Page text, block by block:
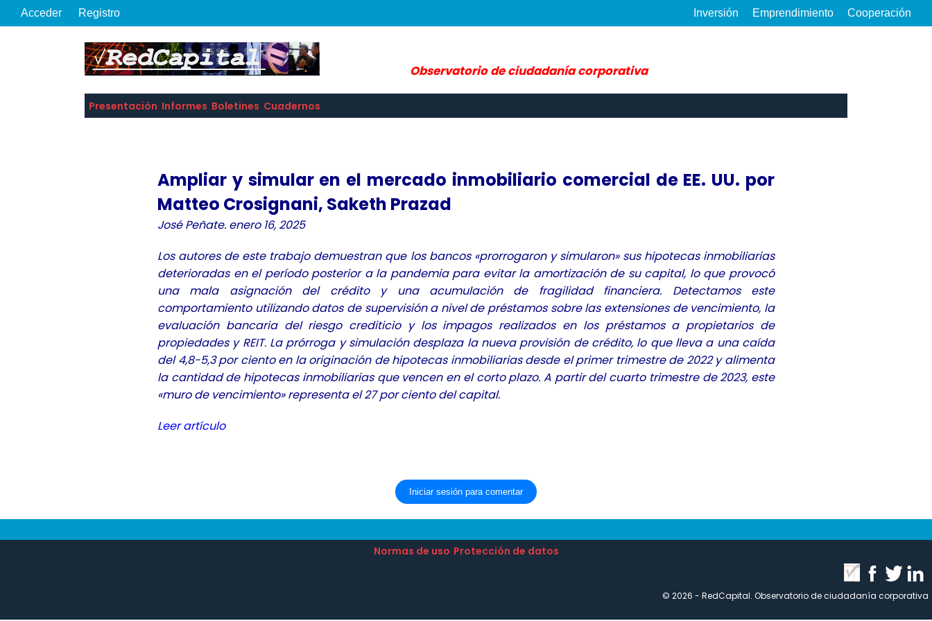
Acceder Registro Inversión Emprendimiento Cooperación
Observatorio de ciudadanía corporativa
Presentación Informes Boletines Cuadernos
Ampliar y simular en el mercado inmobiliario comercial de EE. UU. por
Matteo Crosignani, Saketh Prazad
José Peñate. enero 16, 2025
Los autores de este trabajo demuestran que los bancos «prorrogaron y simularon» sus hipotecas inmobiliarias
deterioradas en el período posterior a la pandemia para evitar la amortización de su capital, lo que provocó
una mala asignación del crédito y una acumulación de fragilidad financiera. Detectamos este
comportamiento utilizando datos de supervisión a nivel de préstamos sobre las extensiones de vencimiento, la
evaluación bancaria del riesgo crediticio y los impagos realizados en los préstamos a propietarios de
propiedades y REIT. La prórroga y simulación desplaza la nueva provisión de crédito, lo que lleva a una caída
del 4,8-5,3 por ciento en la originación de hipotecas inmobiliarias desde el primer trimestre de 2022 y alimenta
la cantidad de hipotecas inmobiliarias que vencen en el corto plazo. A partir del cuarto trimestre de 2023, este
«muro de vencimiento» representa el 27 por ciento del capital.
Leer artículo
Iniciar sesión para comentar
Normas de uso Protección de datos
© 2026 - RedCapital. Observatorio de ciudadanía corporativa